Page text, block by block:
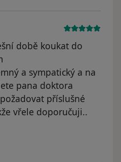
době koukat do
a sympatický a na
pana doktora
příslušné
vřele doporučuji..